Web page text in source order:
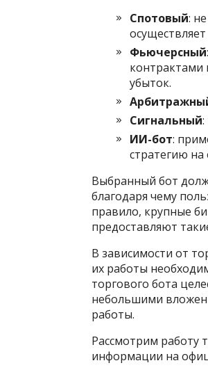
Спотовый:
Фьючерсный
контрактами
убыток.
Сигнальный
ИИ-бот:
стратегию
Выбранный бот
благодаря чему
правило, крупные
предоставляют
В зависимости от
их работы
торгового бота
небольшими
работы.
Рассмотрим работу
информации на